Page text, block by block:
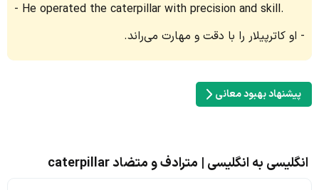
He operated the caterpillar with precision and skill.
او کاترپیلار را با دقت و مهارت می‌راند.
پیشنهاد بهبود معانی
انگلیسی به انگلیسی | مترادف و متضاد caterpillar